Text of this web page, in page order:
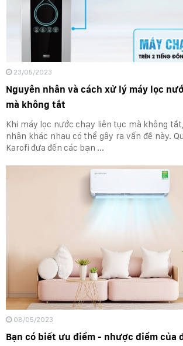
23/05/2023
Nguyên nhân và cách xử lý máy lọc
mà không tắt
Khi máy lọc nước chạy liên tục mà không
nhân khác nhau có thể gây ra vấn đề này.
Karofi đưa đến các bạn ...
08/05/2023
Bạn có biết ưu điểm - nhược điểm của